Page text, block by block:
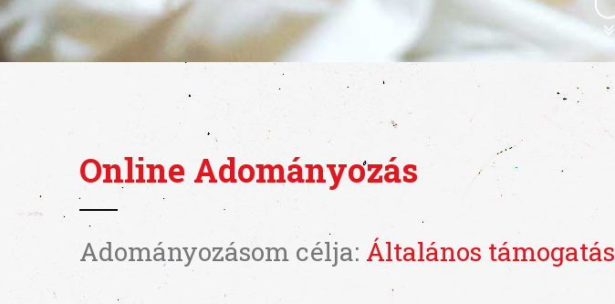
Online Adományozás
Adományozásom célja: Általános támogatás